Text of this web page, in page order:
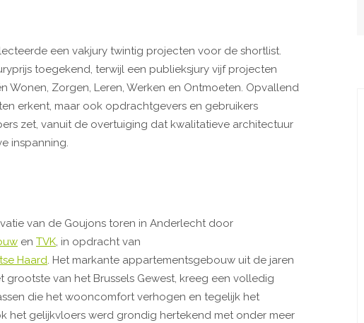
een vakjury twintig projecten voor de shortlist.
toegekend, terwijl een publieksjury vijf projecten
Wonen, Zorgen, Leren, Werken en Ontmoeten. Opvallend
erkent, maar ook opdrachtgevers en gebruikers
zet, vanuit de overtuiging dat kwalitatieve architectuur
inspanning.
van de Goujons toren in Anderlecht door
en TVK, in opdracht van
Haard. Het markante appartementsgebouw uit de jaren
grootste van het Brussels Gewest, kreeg een volledig
die het wooncomfort verhogen en tegelijk het
het gelijkvloers werd grondig hertekend met onder meer